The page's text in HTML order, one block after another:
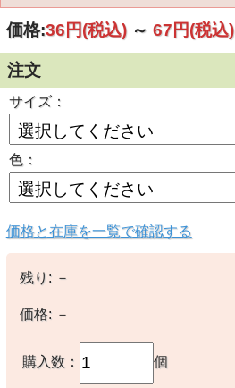
価格:36円(税込) ～ 67円(税込)
注文
サイズ：
色：
価格と在庫を一覧で確認する
残り: －
価格:－
購入数： 個